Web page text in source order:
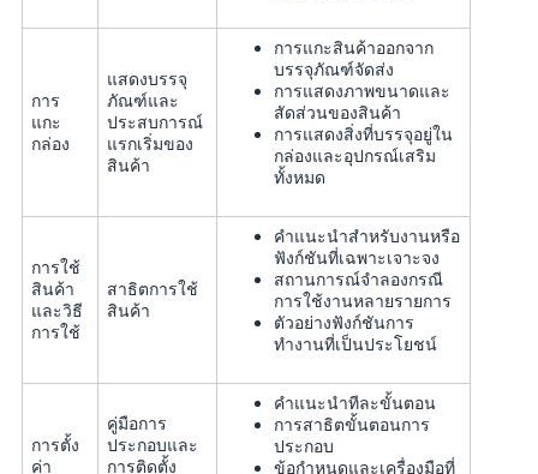
การ
แกะ
กล่อง
แสดงบรรจุ
ภัณฑ์และ
ประสบการณ์
แรกเริ่มของ
สินค้า
การแกะสินค้าออกจาก
บรรจุภัณฑ์จัดส่ง
การแสดงภาพขนาดและ
สัดส่วนของสินค้า
การแสดงสิ่งที่บรรจุอยู่ใน
กล่องและอุปกรณ์เสริม
ทั้งหมด
การใช้
สินค้า
และวิธี
การใช้
สาธิตการใช้
สินค้า
คำแนะนำสำหรับงานหรือ
ฟังก์ชันที่เฉพาะเจาะจง
สถานการณ์จำลองกรณี
การใช้งานหลายรายการ
ตัวอย่างฟังก์ชันการ
ทำงานที่เป็นประโยชน์
การตั้ง
ค่า
คู่มือการ
ประกอบและ
การติดตั้ง
คำแนะนำทีละขั้นตอน
การสาธิตขั้นตอนการ
ประกอบ
ข้อกำหนดและเครื่องมือที่